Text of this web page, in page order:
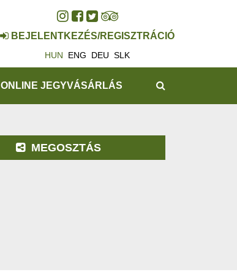
BEJELENTKEZÉS/REGISZTRÁCIÓ
HUN ENG DEU SLK
ONLINE JEGYVÁSÁRLÁS
MEGOSZTÁS